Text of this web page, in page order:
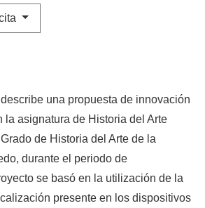
una propuesta de innovación
la asignatura de Historia del Arte
de Historia del Arte de la
durante el periodo de
se basó en la utilización de la
presente en los dispositivos